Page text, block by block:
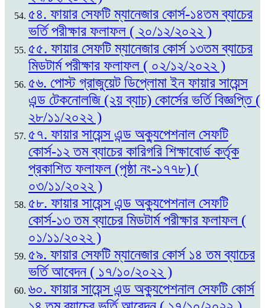
৫৪. ফায়ার সেফটি ম্যানেজার কোর্স-১৪তম ব্যাচের
ভর্তি পরীক্ষার ফলাফল ( ২০/১২/২০২২ )
৫৫. ফায়ার সেফটি ম্যানেজার কোর্স ১৩তম ব্যাচের
মিডটার্ম পরীক্ষার ফলাফল ( ০২/১২/২০২২ )
৫৬. পোস্ট গ্রাজুয়েট ডিপ্লোমা ইন ফায়ার সায়েন্স
এন্ড টেকনোলজি (২য় ব্যাচ) কোর্সের ভর্তি বিজ্ঞপ্তি (
২৮/১১/২০২২ )
৫৭. ফায়ার সায়েন্স এন্ড অক্যুপেশনাল সেফটি
কোর্স-১২ তম ব্যাচের কারিগরি শিক্ষাবোর্ড কর্তৃক
প্রকাশিত ফলাফল (পৃষ্ঠা নং-১৭৭৮) (
০৩/১১/২০২২ )
৫৮. ফায়ার সায়েন্স এন্ড অক্যুপেশনাল সেফটি
কোর্স-১৩ তম ব্যাচের মিডটার্ম পরীক্ষার ফলাফল (
০১/১১/২০২২ )
৫৯. ফায়ার সেফটি ম্যানেজার কোর্স ১৪ তম ব্যাচের
ভর্তি আবেদন ( ১৭/১০/২০২২ )
৬০. ফায়ার সায়েন্স এন্ড অক্যুপেশনাল সেফটি কোর্স